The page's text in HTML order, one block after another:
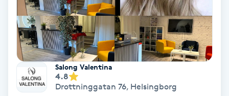
Torrborstning
Triggerpunktsmassage
Trådning
Träning
Salong Valentina
4.8
Drottninggatan 76, Helsingborg